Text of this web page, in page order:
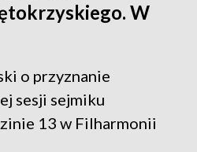
W
o przyznanie
sesji sejmiku
13 w Filharmonii